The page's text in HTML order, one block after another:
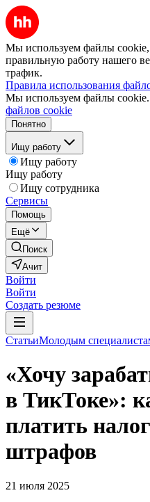
Мы используем файлы cookie,
правильную работу нашего
трафик.
Правила использования
Мы используем файлы cookie.
файлов cookie
Понятно
Ищу работу
Ищу работу
Ищу работу
Ищу сотрудника
Сервисы
Помощь
Ещё
Поиск
Ачит
Войти
Войти
Создать резюме
СтатьиМолодым
«Хочу
в ТикТоке»:
платить
штрафов
21 июля 2025